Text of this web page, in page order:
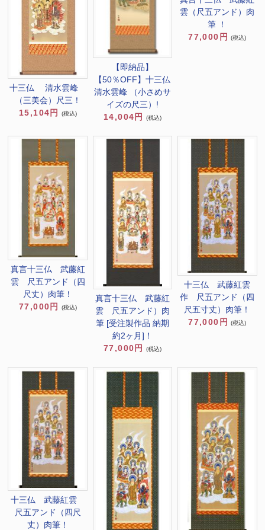
十三仏 清水雲峰
（三美会）尺三！
15,104円
(税込)
【即納品】
【50％OFF】十三仏
清水雲峰 （小さめサ
イズの尺三）!
14,004円
(税込)
雲（尺五アンド）肉
筆 ！
77,000円 (税込)
真言十三仏 武藤紅
雲 尺五アンド（四
尺丈）肉筆！
77,000円
(税込)
真言十三仏 武藤紅
雲 尺五アンド）肉
筆 [受注製作品 納期
約2ヶ月]！
77,000円
(税込)
十三仏 武藤紅雲
作 尺五アンド（四
尺五寸丈）肉筆！
77,000円
(税込)
十三仏 武藤紅雲
尺五アンド（四尺
丈）肉筆！